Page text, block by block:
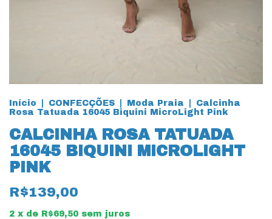
Início CONFECÇÕES Moda Praia
Calcinha
Rosa Tatuada 16045 Biquini MicroLight Pink
CALCINHA ROSA TATUADA
16045 BIQUINI MICROLIGHT
PINK
R$139,00
2 x de R$69,50 sem juros